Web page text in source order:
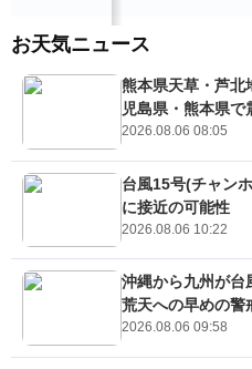
お天気ニュース
熊本県天草・芦
児島県・熊本県
2026.08.06 08:05
台風15号(チャン
に接近の可能性
2026.08.06 10:22
沖縄から九州が
荒天への早めの警
2026.08.06 09:58